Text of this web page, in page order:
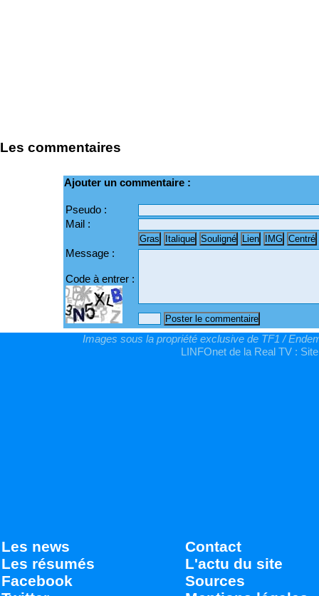
Les commentaires
Ajouter un commentaire :
Pseudo :
Mail :
Message :
Code à entrer :
Images sous la propriété exclusive de TF1 /
LINFOnet de la Real TV :
Les news
Les résumés
Facebook
Contact
L'actu du site
Sources